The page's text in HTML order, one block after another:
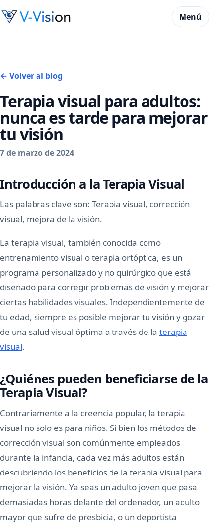
Menú
← Volver al blog
Terapia visual para adultos:
nunca es tarde para mejorar
tu visión
7 de marzo de 2024
Introducción a la Terapia Visual
Las palabras clave son: Terapia visual, corrección
visual, mejora de la visión.
La terapia visual, también conocida como
entrenamiento visual o terapia ortóptica, es un
programa personalizado y no quirúrgico que está
diseñado para corregir problemas de visión y mejorar
ciertas habilidades visuales. Independientemente de
tu edad, siempre es posible mejorar tu visión y gozar
de una salud visual óptima a través de la terapia
visual.
¿Quiénes pueden beneficiarse de la
Terapia Visual?
Contrariamente a la creencia popular, la terapia
visual no solo es para niños. Si bien los métodos de
corrección visual son comúnmente empleados
durante la infancia, cada vez más adultos están
descubriendo los beneficios de la terapia visual para
mejorar la visión. Ya seas un adulto joven que pasa
demasiadas horas delante del ordenador, un adulto
mayor que sufre de presbicia, o un deportista